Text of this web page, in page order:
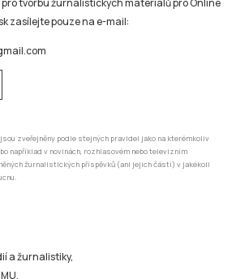
zveřejněny podle stejných pravidel jako na kterémkoliv
a žurnalistiky,